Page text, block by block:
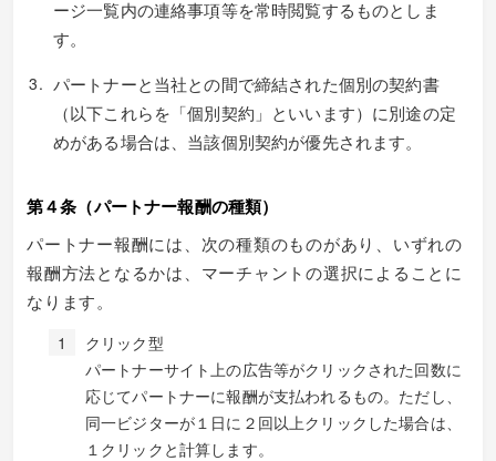
ージ一覧内の連絡事項等を常時閲覧するものとしま
す。
パートナーと当社との間で締結された個別の契約書
（以下これらを「個別契約」といいます）に別途の定
めがある場合は、当該個別契約が優先されます。
第４条（パートナー報酬の種類）
パートナー報酬には、次の種類のものがあり、いずれの
報酬方法となるかは、マーチャントの選択によることに
なります。
クリック型
パートナーサイト上の広告等がクリックされた回数に
応じてパートナーに報酬が支払われるもの。ただし、
同一ビジターが１日に２回以上クリックした場合は、
１クリックと計算します。